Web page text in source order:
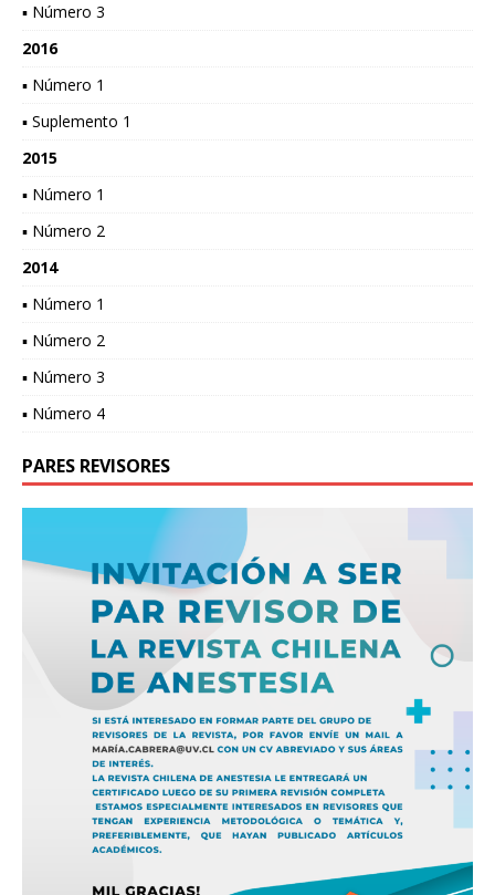
▪ Número 3
2016
▪ Número 1
▪ Suplemento 1
2015
▪ Número 1
▪ Número 2
2014
▪ Número 1
▪ Número 2
▪ Número 3
▪ Número 4
PARES REVISORES